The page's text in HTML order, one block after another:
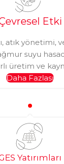
Etki
atık
suyu
üretim ve
Daha Fazlası
Yatırımları